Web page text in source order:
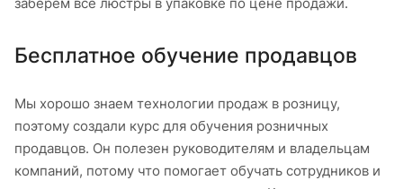
Бесплатное обучение продавцов
Мы хорошо знаем технологии продаж в розницу,
поэтому создали курс для обучения розничных
продавцов. Он полезен руководителям и владельцам
компаний, потому что помогает обучать сотрудников и